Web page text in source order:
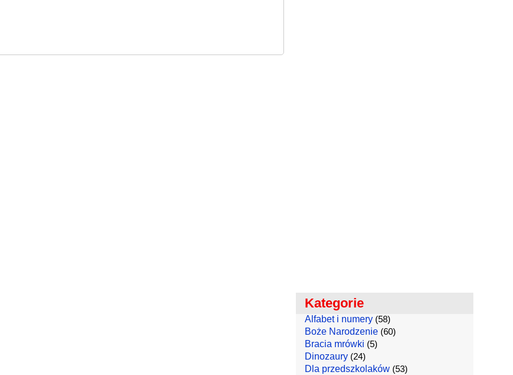
Kategorie
Alfabet i numery(58)
Boże Narodzenie(60)
Bracia mrówki (5)
Dinozaury(24)
Dla przedszkolaków(53)